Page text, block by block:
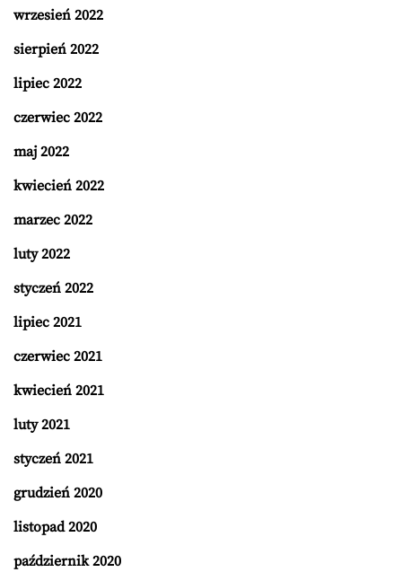
wrzesień 2022
sierpień 2022
lipiec 2022
czerwiec 2022
maj 2022
kwiecień 2022
marzec 2022
luty 2022
styczeń 2022
lipiec 2021
czerwiec 2021
kwiecień 2021
luty 2021
styczeń 2021
grudzień 2020
listopad 2020
październik 2020